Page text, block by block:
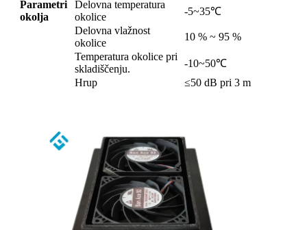
Parametri
okolja
Delovna temperatura
okolice
-5~35℃
Delovna vlažnost
okolice
10 % ~ 95 %
Temperatura okolice pri
skladiščenju.
-10~50℃
Hrup
≤50 dB pri 3 m